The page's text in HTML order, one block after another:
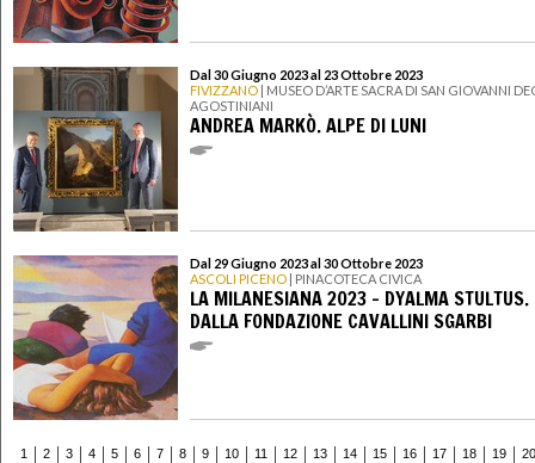
Dal 30 Giugno 2023 al 23 Ottobre 2023
FIVIZZANO | MUSEO D’ARTE SACRA DI SAN GIOVANNI
AGOSTINIANI
ANDREA MARKÒ. ALPE DI LUNI
Dal 29 Giugno 2023 al 30 Ottobre 2023
ASCOLI PICENO | PINACOTECA CIVICA
LA MILANESIANA 2023 - DYALMA STULTUS.
DALLA FONDAZIONE CAVALLINI SGARBI
1 2 3 4 5 6 7 8 9 10 11 12 13 14 15 16 17 18 19
20